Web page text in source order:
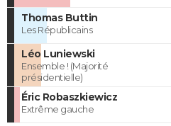
Thomas Buttin
Les Républicains
Léo Luniewski
Ensemble ! (Majorité
présidentielle)
Éric Robaszkiewicz
Extrême gauche